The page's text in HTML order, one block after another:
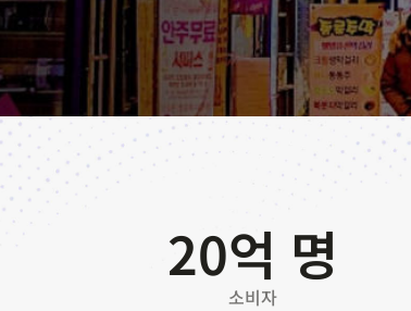
20억 명
소비자